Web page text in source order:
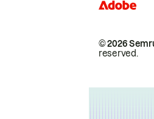
© 2026
reserved.